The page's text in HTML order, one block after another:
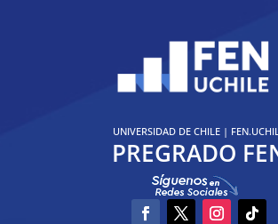
UNIVERSIDAD DE CHILE|
PREGRADO